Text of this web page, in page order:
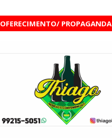
OFERECIMENTO/ PROPAGANDA